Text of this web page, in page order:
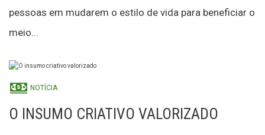
pessoas em mudarem o estilo de vida para beneficiar o
meio...
NOTÍCIA
O INSUMO CRIATIVO VALORIZADO